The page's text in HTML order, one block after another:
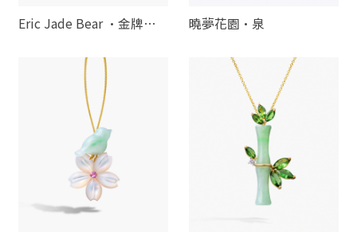
Eric Jade Bear ·金牌拳
曉夢花園·泉